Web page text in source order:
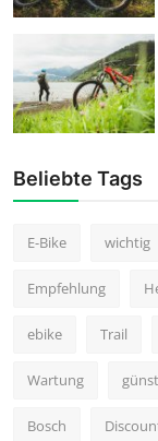
Beliebte Tags
E-Bike wichtig
Empfehlung
ebike Trail
Wartung
Bosch